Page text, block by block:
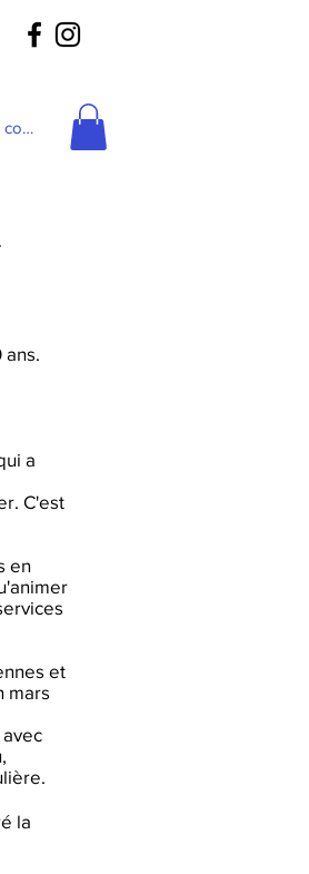
connecter
ans.
a
C'est
en
et
mars
la